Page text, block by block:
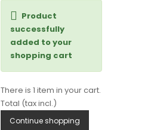
Product
successfully
added to your
shopping cart
There is 1 item in your cart.
Total (tax incl.)
Continue shopping